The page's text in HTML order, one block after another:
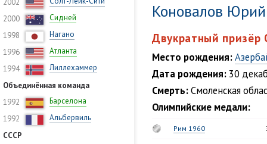
2002
2000
Сидней
1998
Нагано
1996
Атланта
1994
Лиллехаммер
Объединённая команда
1992
Барселона
1992
Альбервиль
СССР
Коновалов
Двукратный призёр
Место рождения:
Дата рождения: 30
Смерть:Смоленская
Олимпийские медали:
Рим 1960